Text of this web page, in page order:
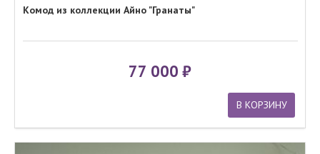
Комод из коллекции Айно "Гранаты"
77 000
В КОРЗИНУ